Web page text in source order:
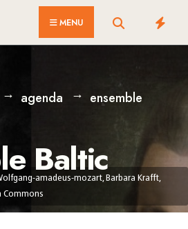
MENU
amadeus-mozart, Barbara Krafft,
Commons
agenda
ensemble
Baltic